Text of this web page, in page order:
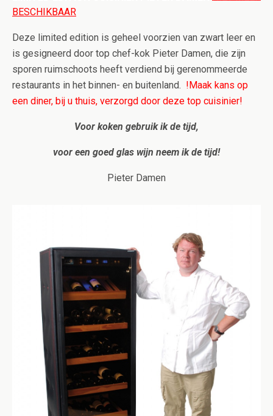
BESCHIKBAAR
Deze limited edition is geheel voorzien van zwart leer en
is gesigneerd door top chef-kok Pieter Damen, die zijn
sporen ruimschoots heeft verdiend bij gerenommeerde
restaurants in het binnen- en buitenland. !Maak kans op
een diner, bij u thuis, verzorgd door deze top cuisinier!
Voor koken gebruik ik de tijd,
voor een goed glas wijn neem ik de tijd!
Pieter Damen